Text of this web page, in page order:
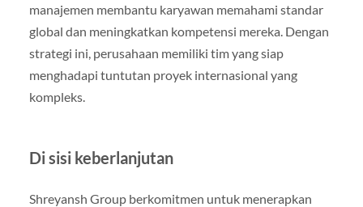
manajemen membantu karyawan memahami standar
global dan meningkatkan kompetensi mereka. Dengan
strategi ini, perusahaan memiliki tim yang siap
menghadapi tuntutan proyek internasional yang
kompleks.
Di sisi keberlanjutan
Shreyansh Group berkomitmen untuk menerapkan